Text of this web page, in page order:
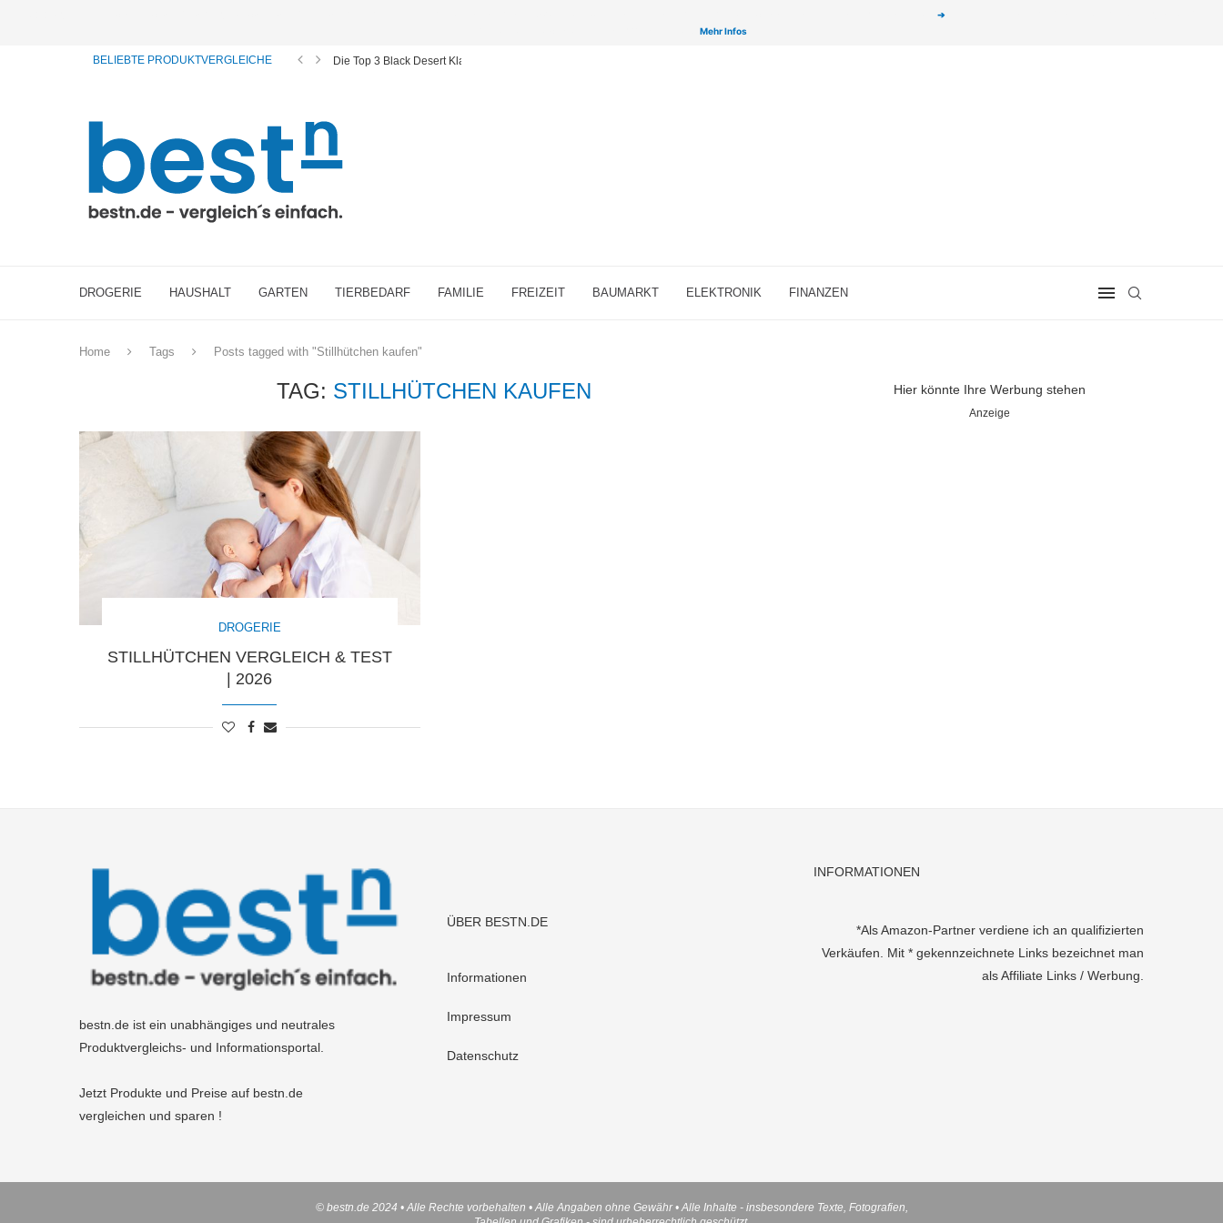
➔
Mehr Infos
BELIEBTE PRODUKTVERGLEICHE Die Top 3 Black Desert Klassen für MMORPG-Fans
DROGERIE HAUSHALT GARTEN TIERBEDARF FAMILIE FREIZEIT BAUMARKT ELEKTRONIK FINANZEN
Home Tags Posts tagged with "Stillhütchen kaufen"
TAG: STILLHÜTCHEN KAUFEN
DROGERIE
STILLHÜTCHEN VERGLEICH & TEST
| 2026
Hier könnte Ihre Werbung stehen
Anzeige
bestn.de ist ein unabhängiges und neutrales
Produktvergleichs- und Informationsportal.
Jetzt Produkte und Preise auf bestn.de
vergleichen und sparen !
ÜBER BESTN.DE
Informationen
Impressum
Datenschutz
INFORMATIONEN
*Als Amazon-Partner verdiene ich an qualifizierten
Verkäufen. Mit * gekennzeichnete Links bezeichnet man
als Affiliate Links / Werbung.
© bestn.de 2024 • Alle Rechte vorbehalten • Alle Angaben ohne Gewähr • Alle Inhalte - insbesondere Texte, Fotografien,